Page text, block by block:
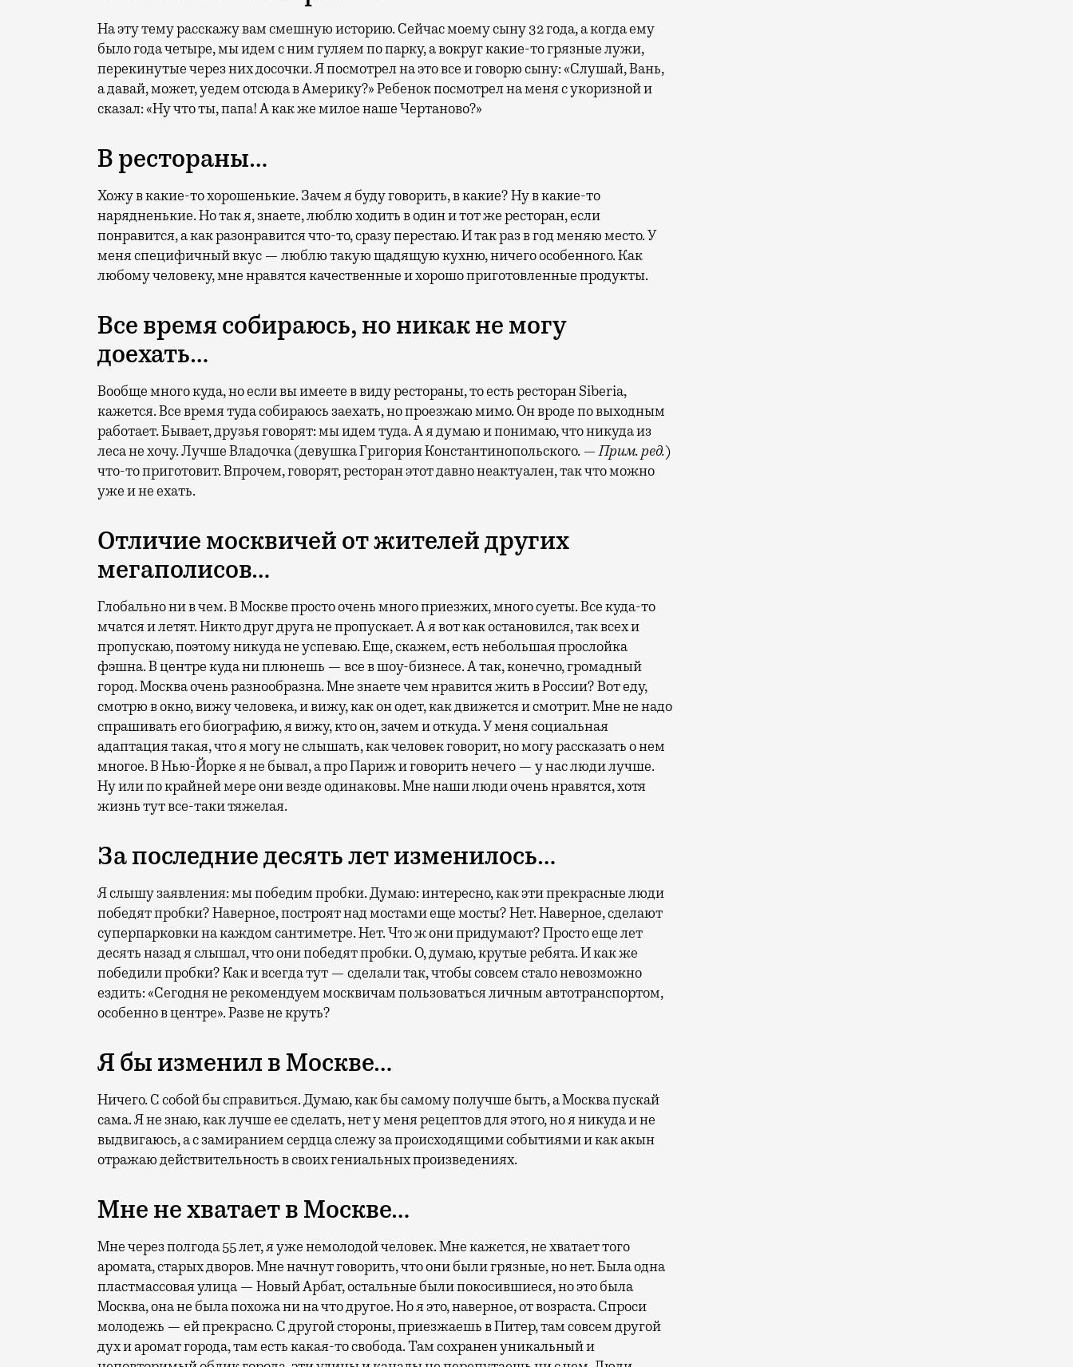
На эту тему расскажу вам смешную историю. Сейчас моему сыну 32 года, а когда ему
было года четыре, мы идем с ним гуляем по парку, а вокруг какие-то грязные лужи,
перекинутые через них досочки. Я посмотрел на это все и говорю сыну: «Слушай, Вань,
а давай, может, уедем отсюда в Америку?» Ребенок посмотрел на меня с укоризной и
сказал: «Ну что ты, папа! А как же милое наше Чертаново?»
В рестораны…
Хожу в какие-то хорошенькие. Зачем я буду говорить, в какие? Ну в какие-то
нарядненькие. Но так я, знаете, люблю ходить в один и тот же ресторан, если
понравится, а как разонравится что-то, сразу перестаю. И так раз в год меняю место. У
меня специфичный вкус — люблю такую щадящую кухню, ничего особенного. Как
любому человеку, мне нравятся качественные и хорошо приготовленные продукты.
Все время собираюсь, но никак не могу
доехать…
Вообще много куда, но если вы имеете в виду рестораны, то есть ресторан Siberia,
кажется. Все время туда собираюсь заехать, но проезжаю мимо. Он вроде по выходным
работает. Бывает, друзья говорят: мы идем туда. А я думаю и понимаю, что никуда из
леса не хочу. Лучше Владочка (девушка Григория Константинопольского. — Прим. ред.)
что-то приготовит. Впрочем, говорят, ресторан этот давно неактуален, так что можно
уже и не ехать.
Отличие москвичей от жителей других
мегаполисов…
Глобально ни в чем. В Москве просто очень много приезжих, много суеты. Все куда-то
мчатся и летят. Никто друг друга не пропускает. А я вот как остановился, так всех и
пропускаю, поэтому никуда не успеваю. Еще, скажем, есть небольшая прослойка
фэшна. В центре куда ни плюнешь — все в шоу-бизнесе. А так, конечно, громадный
город. Москва очень разнообразна. Мне знаете чем нравится жить в России? Вот еду,
смотрю в окно, вижу человека, и вижу, как он одет, как движется и смотрит. Мне не надо
спрашивать его биографию, я вижу, кто он, зачем и откуда. У меня социальная
адаптация такая, что я могу не слышать, как человек говорит, но могу рассказать о нем
многое. В Нью-Йорке я не бывал, а про Париж и говорить нечего — у нас люди лучше.
Ну или по крайней мере они везде одинаковы. Мне наши люди очень нравятся, хотя
жизнь тут все-таки тяжелая.
За последние десять лет изменилось…
Я слышу заявления: мы победим пробки. Думаю: интересно, как эти прекрасные люди
победят пробки? Наверное, построят над мостами еще мосты? Нет. Наверное, сделают
суперпарковки на каждом сантиметре. Нет. Что ж они придумают? Просто еще лет
десять назад я слышал, что они победят пробки. О, думаю, крутые ребята. И как же
победили пробки? Как и всегда тут — сделали так, чтобы совсем стало невозможно
ездить: «Сегодня не рекомендуем москвичам пользоваться личным автотранспортом,
особенно в центре». Разве не круть?
Я бы изменил в Москве…
Ничего. С собой бы справиться. Думаю, как бы самому получше быть, а Москва пускай
сама. Я не знаю, как лучше ее сделать, нет у меня рецептов для этого, но я никуда и не
выдвигаюсь, а с замиранием сердца слежу за происходящими событиями и как акын
отражаю действительность в своих гениальных произведениях.
Мне не хватает в Москве…
Мне через полгода 55 лет, я уже немолодой человек. Мне кажется, не хватает того
аромата, старых дворов. Мне начнут говорить, что они были грязные, но нет. Была одна
пластмассовая улица — Новый Арбат, остальные были покосившиеся, но это была
Москва, она не была похожа ни на что другое. Но я это, наверное, от возраста. Спроси
молодежь — ей прекрасно. С другой стороны, приезжаешь в Питер, там совсем другой
дух и аромат города, там есть какая-то свобода. Там сохранен уникальный и